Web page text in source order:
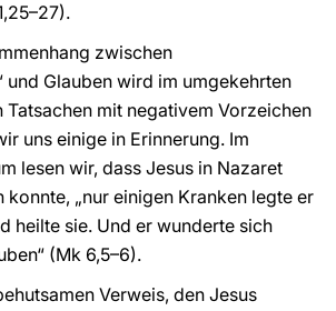
zwischen
und Glauben wird im umgekehrten
Tatsachen mit negativem Vorzeichen
uns einige in Erinnerung. Im
lesen wir, dass Jesus in Nazaret
konnte, „nur einigen Kranken legte er
heilte sie. Und er wunderte sich
(Mk 6,5–6).
Verweis, den Jesus